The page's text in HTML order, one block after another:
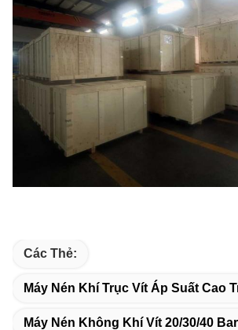
Các Thẻ:
Máy Nén Khí Trục Vít Áp Suất Cao
Máy Nén Không Khí Vít 20/30/40 Bar